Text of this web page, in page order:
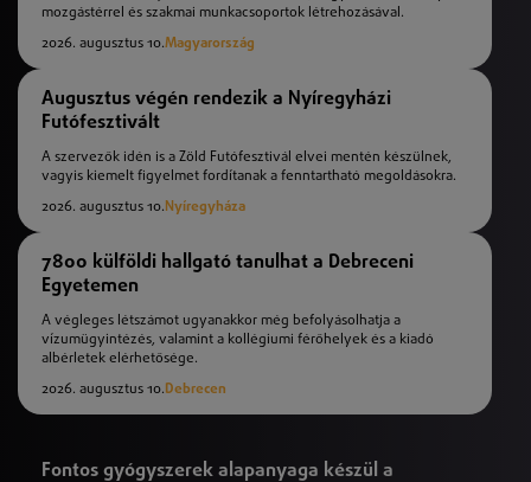
mozgástérrel és szakmai munkacsoportok létrehozásával.
2026. augusztus 10.Magyarország
Augusztus végén rendezik a Nyíregyházi
Futófesztivált
A szervezők idén is a Zöld Futófesztivál elvei mentén készülnek,
vagyis kiemelt figyelmet fordítanak a fenntartható megoldásokra.
2026. augusztus 10. Nyíregyháza
7800 külföldi hallgató tanulhat a Debreceni
Egyetemen
A végleges létszámot ugyanakkor még befolyásolhatja a
vízumügyintézés, valamint a kollégiumi férőhelyek és a kiadó
albérletek elérhetősége.
2026. augusztus 10.Debrecen
Fontos gyógyszerek alapanyaga készül a